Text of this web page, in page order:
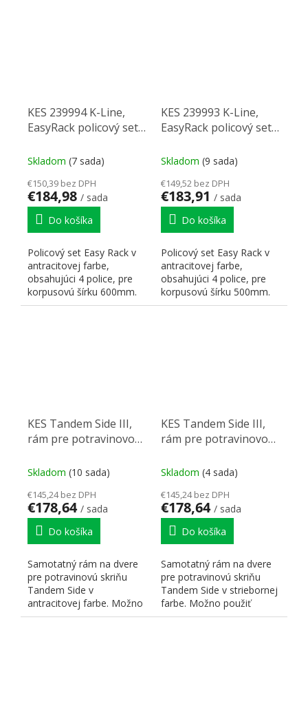
KES 239994 K-Line,
EasyRack policový set
Skladom (7 sada)
€150,39 bez DPH
€184,98 / sada
Do košíka
Policový set Easy Rack v
antracitovej farbe,
obsahujúci 4 police, pre
korpusovú šírku 600mm.
K-Line Easy Rack...
KES 239993 K-Line,
EasyRack policový set
Skladom (9 sada)
€149,52 bez DPH
€183,91 / sada
Do košíka
Policový set Easy Rack v
antracitovej farbe,
obsahujúci 4 police, pre
korpusovú šírku 500mm.
K-Line Easy Rack...
KES Tandem Side III,
rám pre potravinovou
antracit
Skladom (10 sada)
€145,24 bez DPH
€178,64 / sada
Do košíka
Samotatný rám na dvere
pre potravinovú skriňu
Tandem Side v
antracitovej farbe. Možno
použiť samostatne s
KES Tandem Side III,
rám pre potravinovou
strieborná
Skladom (4 sada)
€145,24 bez DPH
€178,64 / sada
Do košíka
Samotatný rám na dvere
pre potravinovú skriňu
Tandem Side v striebornej
farbe. Možno použiť
samostatne s košmi,